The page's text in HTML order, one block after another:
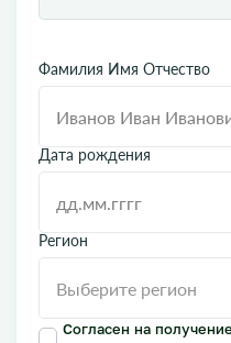
Фамилия Имя Отчество
Дата рождения
Регион
Согласен на